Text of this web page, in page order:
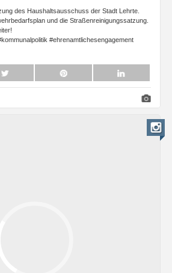
des Haushaltsausschuss der Stadt Lehrte.
und die Straßenreinigungssatzung.
#ehrenamtlichesengagement